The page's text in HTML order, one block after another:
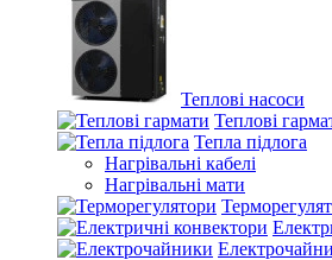
Теплові насоси
Теплові
Тепла підлога
Нагрівальні кабелі
Нагрівальні мати